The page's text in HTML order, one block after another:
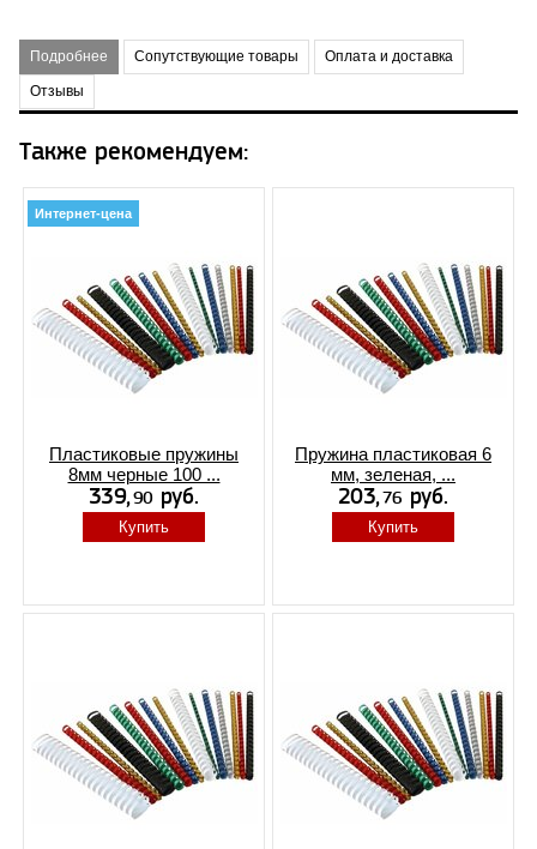
Подробнее Сопутствующие товары Оплата и доставка
Отзывы
Также рекомендуем:
Интернет-цена
Пластиковые пружины
8мм черные 100 ...
Купить
Пружина пластиковая 6
мм, зеленая, ...
Купить